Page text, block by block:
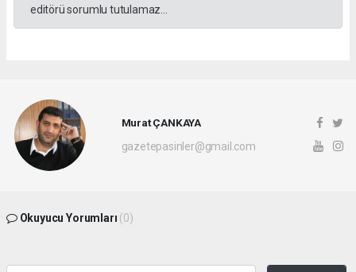
editörü sorumlu tutulamaz...
Murat ÇANKAYA
gazetepasinler@gmail.com
Okuyucu Yorumları (0)